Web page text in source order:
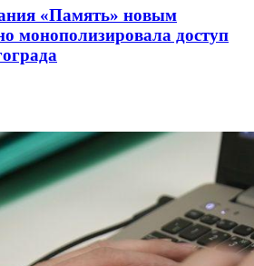
«Память» новым
монополизировала доступ